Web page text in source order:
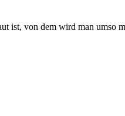
ist, von dem wird man umso